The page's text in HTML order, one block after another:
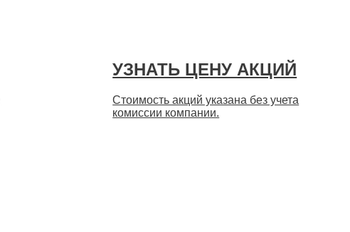
УЗНАТЬ ЦЕНУ АКЦИЙ
Стоимость акций указана без учета
комиссии компании.